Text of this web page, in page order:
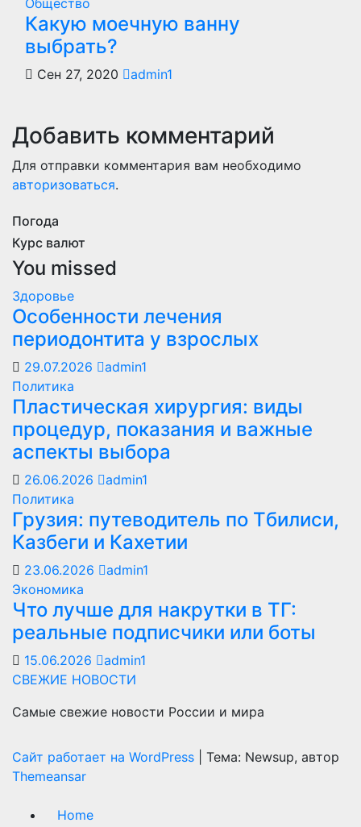
Общество
Какую моечную ванну
выбрать?
Сен 27, 2020 admin1
Добавить комментарий
Для отправки комментария вам необходимо
авторизоваться.
Погода
Курс валют
You missed
Здоровье
Особенности лечения
периодонтита у взрослых
29.07.2026
admin1
Политика
Пластическая хирургия: виды
процедур, показания и важные
аспекты выбора
26.06.2026
admin1
Политика
Грузия: путеводитель по Тбилиси,
Казбеги и Кахетии
23.06.2026
admin1
Экономика
Что лучше для накрутки в ТГ:
реальные подписчики или боты
15.06.2026
admin1
СВЕЖИЕ НОВОСТИ
Самые свежие новости России и мира
Сайт работает на WordPress
Тема: Newsup, автор
Themeansar
Home